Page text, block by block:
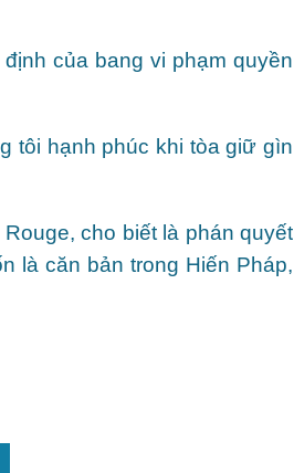
của bang vi phạm quyền
tôi hạnh phúc khi tòa giữ gìn
cho biết là phán quyết
là căn bản trong Hiến Pháp,